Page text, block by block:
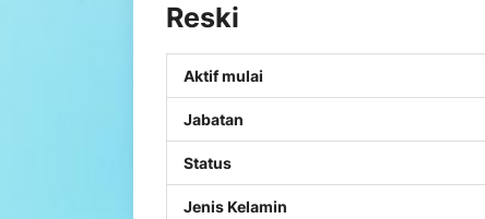
Reski
Aktif mulai
Jabatan
Status
Jenis Kelamin